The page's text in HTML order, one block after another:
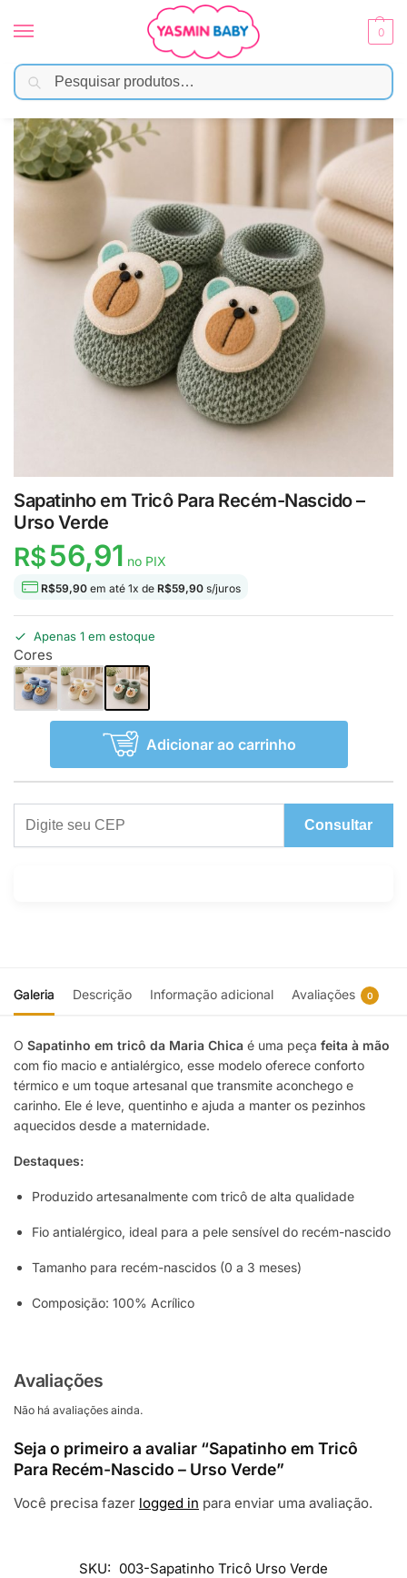
0
Início Moda Bebê / Meias e Acessórios
Sapatinho em Tricô Para Recém-Nascido –
Urso Verde
R$56,91 no PIX
R$59,90 em até 1x de R$59,90 s/juros
Apenas 1 em estoque
Cores
Adicionar ao carrinho
Consultar
Galeria Descrição Informação adicional Avaliações 0
O Sapatinho em tricô da Maria Chica é uma peça feita à mão
com fio macio e antialérgico, esse modelo oferece conforto
térmico e um toque artesanal que transmite aconchego e
carinho. Ele é leve, quentinho e ajuda a manter os pezinhos
aquecidos desde a maternidade.
Destaques:
Produzido artesanalmente com tricô de alta qualidade
Fio antialérgico, ideal para a pele sensível do recém-nascido
Tamanho para recém-nascidos (0 a 3 meses)
Composição: 100% Acrílico
Avaliações
Não há avaliações ainda.
Seja o primeiro a avaliar “Sapatinho em Tricô
Para Recém-Nascido – Urso Verde”
Você precisa fazer logged in para enviar uma avaliação.
SKU: 003-Sapatinho Tricô Urso Verde